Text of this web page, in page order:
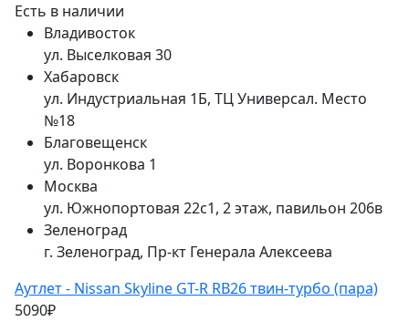
Есть в наличии
Владивосток
ул. Выселковая 30
Хабаровск
ул. Индустриальная 1Б, ТЦ Универсал. Место
№18
Благовещенск
ул. Воронкова 1
Москва
ул. Южнопортовая 22с1, 2 этаж, павильон 206в
Зеленоград
г. Зеленоград, Пр-кт Генерала Алексеева
Аутлет - Nissan Skyline GT-R RB26 твин-турбо (пара)
5090₽